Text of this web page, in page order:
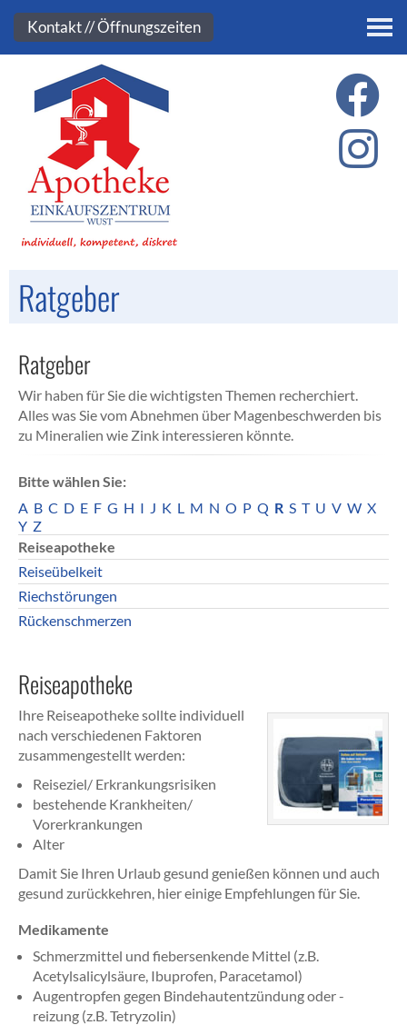
Kontakt
Ratgeber
Ratgeber
Wir haben für Sie die wichtigsten Themen recherchiert.
Alles was Sie vom Abnehmen über Magenbeschwerden bis
zu Mineralien wie Zink interessieren könnte.
Bitte wählen Sie:
A B C D E F G H I J K L M N O P Q R S T U V W X
Y Z
Reiseapotheke
Reiseübelkeit
Riechstörungen
Rückenschmerzen
Reiseapotheke
Ihre Reiseapotheke sollte individuell
nach verschiedenen Faktoren
zusammengestellt werden:
Reiseziel/ Erkrankungsrisiken
bestehende Krankheiten/
Vorerkrankungen
Alter
Damit Sie Ihren Urlaub gesund genießen können und auch
gesund zurückkehren, hier einige Empfehlungen für Sie.
Medikamente
Schmerzmittel und fiebersenkende Mittel (z.B.
Acetylsalicylsäure, Ibuprofen, Paracetamol)
Augentropfen gegen Bindehautentzündung oder -
reizung (z.B. Tetryzolin)
Kontakt // Öffnungszeiten